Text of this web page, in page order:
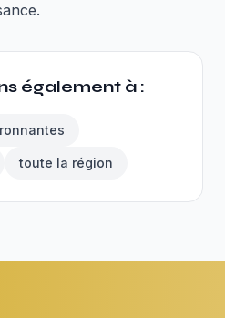
également à :
toute la région